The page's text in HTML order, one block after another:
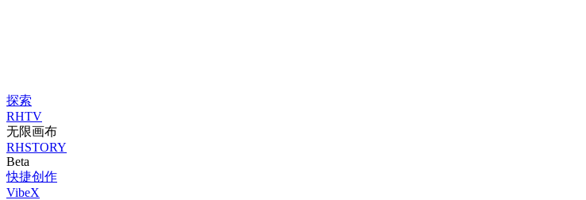
探索
RHTV
无限画布
RHSTORY
Beta
快捷创作
VibeX